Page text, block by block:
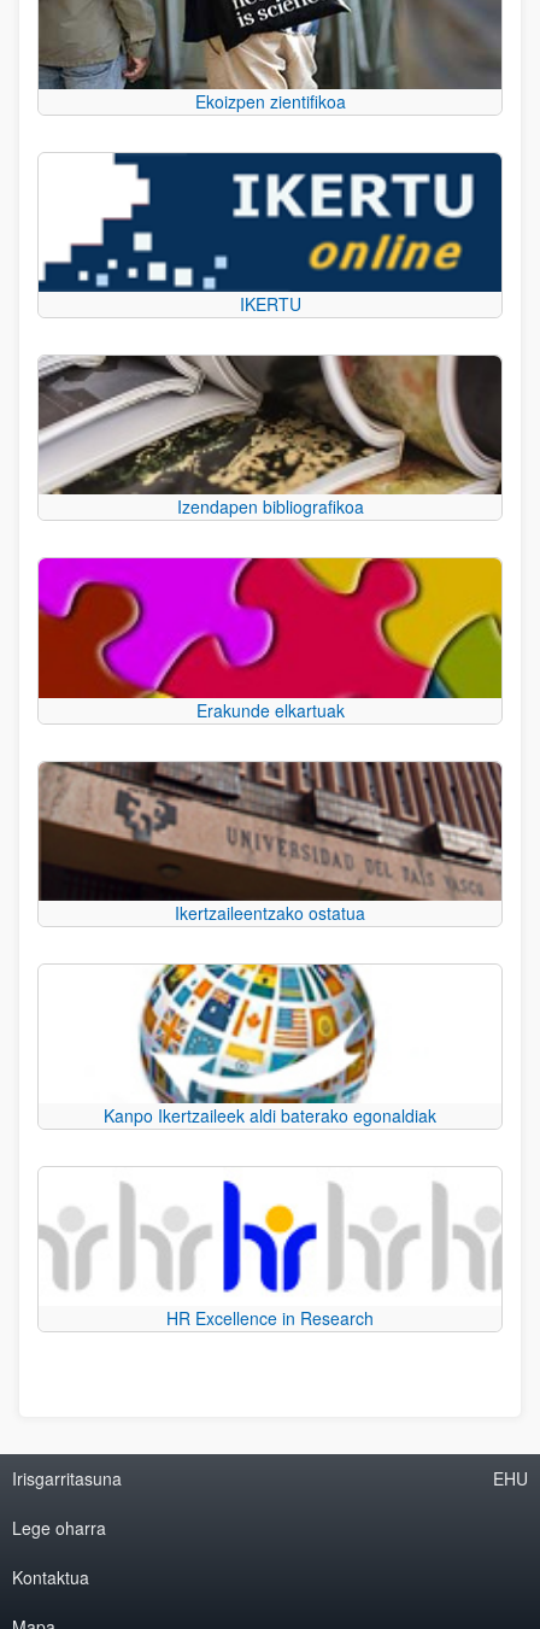
Ekoizpen zientifikoa
IKERTU
Izendapen bibliografikoa
Erakunde elkartuak
Ikertzaileentzako ostatua
Kanpo Ikertzaileek aldi baterako egonaldiak
HR Excellence in Research
Irisgarritasuna
Lege oharra
Kontaktua
EHU